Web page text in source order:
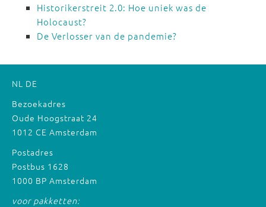
Historikerstreit 2.0: Hoe uniek was de
Holocaust?
De Verlosser van de pandemie?
NL DE
Bezoekadres
Oude Hoogstraat 24
1012 CE Amsterdam
Postadres
Postbus 1628
1000 BP Amsterdam
voor pakketten: